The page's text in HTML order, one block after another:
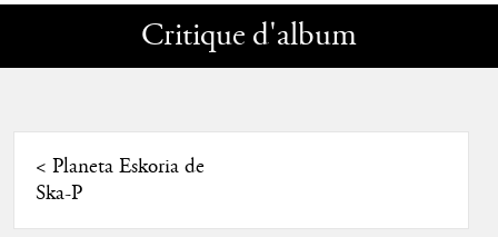
Critique d'album
< Planeta Eskoria de
Ska-P